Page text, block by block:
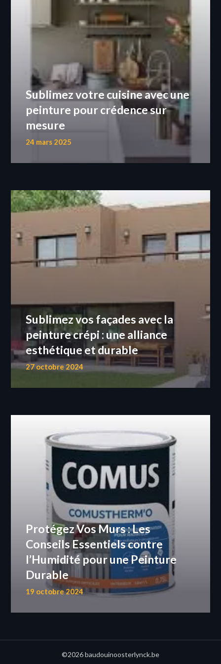
Sublimez votre cuisine avec une
peinture pour crédence sur
mesure
24 mars 2025
Sublimez vos façades avec la
peinture crépi : une alliance
esthétique et durable
27 octobre 2024
Protégez Vos Murs : Les
Conseils Essentiels contre
l’Humidité pour une Peinture
Durable
19 octobre 2024
©2026 baudouinoosterlynck.be